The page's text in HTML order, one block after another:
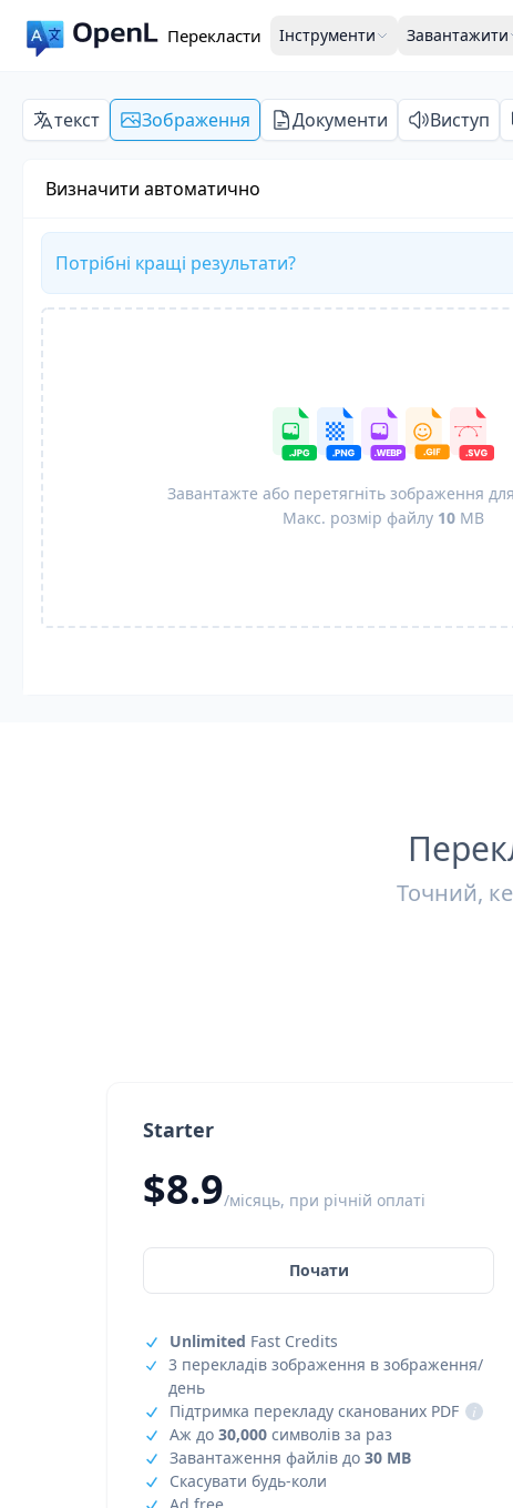
Перекласти Інструменти Завантажити
текст Зображення Документи Виступ
Визначити автоматично
Потрібні кращі результати?
Завантажте або перетягніть зображення
Макс. розмір файлу 10 MB
Точний,
Starter
$8.9/місяць, при річній оплаті
Почати
Unlimited Fast Credits
3 перекладів зображення в зображення/
день
Підтримка перекладу сканованих PDF
i
Аж до 30,000 символів за раз
Завантаження файлів до 30 MB
Скасувати будь-коли